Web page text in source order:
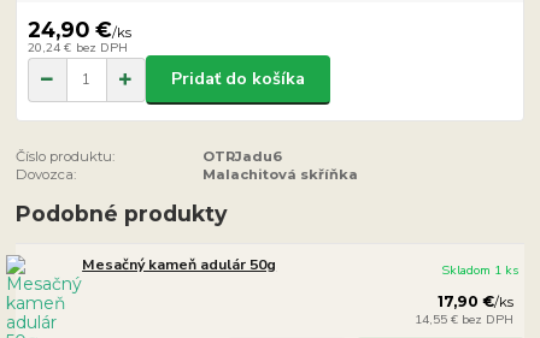
24,90 €/ks
20,24 € bez DPH
Pridať do košíka
Číslo produktu:
OTRJadu6
Dovozca:
Malachitová skříňka
Podobné produkty
Mesačný kameň adulár 50g
17,90 €/ks
14,55 € bez DPH
Skladom 1 ks